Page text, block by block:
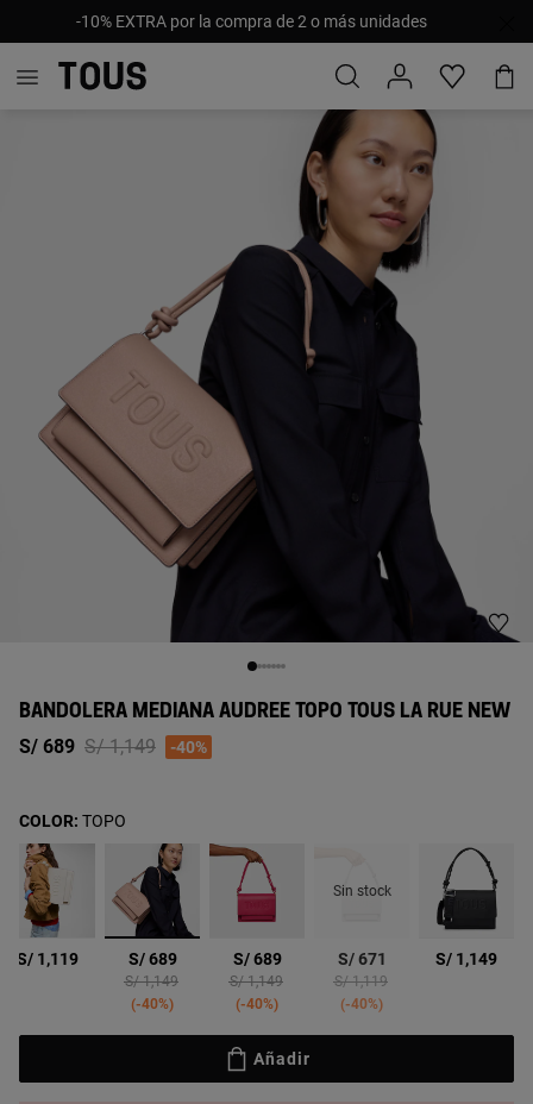
-10% EXTRA por la compra de 2 o más unidades
BANDOLERA MEDIANA AUDREE TOPO TOUS LA RUE NEW
S/ 689 Price reduced from
S/ 1,149to-40%
S/ 1,119 seleccionado
S/ 689
Price reduced from
S/ 1,149to
-40%
S/ 689
Price reduced from
S/ 1,149to
-40%
Sin stock
S/ 671
Price reduced from
S/ 1,119to
-40%
S/ 1,149
COLOR: TOPO
Añadir